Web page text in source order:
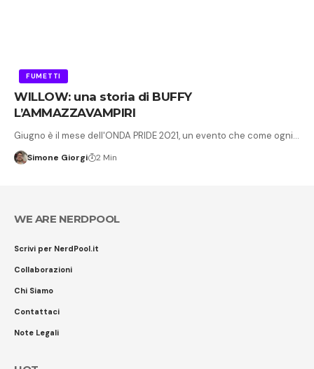
FUMETTI
WILLOW: una storia di BUFFY
L’AMMAZZAVAMPIRI
Giugno è il mese dell'ONDA PRIDE 2021, un evento che come ogni…
Simone Giorgi 2 Min
WE ARE NERDPOOL
Scrivi per NerdPool.it
Collaborazioni
Chi Siamo
Contattaci
Note Legali